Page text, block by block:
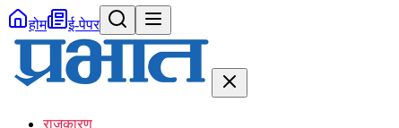
होम ई-पेपर
राजकारण